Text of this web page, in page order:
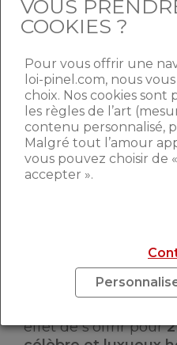
financer la
sans doute immense
ANDY
DANS…
LUXE
Le numéro un
son argent dans
plutôt misé sa
partie) dans
effet de s’offrir pour
VOUS
COOKIES ?
Pour vous offrir une
loi-pinel.com, nous
choix. Nos cookies sont
les règles de l’art
contenu personnalisé,
Malgré tout l’amour
vous pouvez choisir de
accepter ».